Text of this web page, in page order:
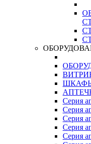
Серия
Серия
Серия
Серия
Серия